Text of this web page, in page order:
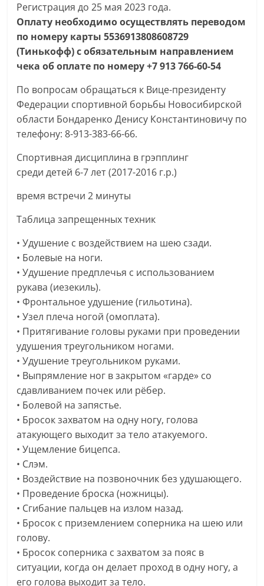
Регистрация до 25 мая 2023 года.
Оплату необходимо осуществлять переводом
по номеру карты 5536913808608729
(Тинькофф) с обязательным направлением
чека об оплате по номеру +7 913 766-60-54
По вопросам обращаться к Вице-президенту
Федерации спортивной борьбы Новосибирской
области Бондаренко Денису Константиновичу по
телефону: 8-913-383-66-66.
Спортивная дисциплина в грэпплинг
среди детей 6-7 лет (2017-2016 г.р.)
время встречи 2 минуты
Таблица запрещенных техник
• Удушение с воздействием на шею сзади.
• Болевые на ноги.
• Удушение предплечья с использованием
рукава (иезекиль).
• Фронтальное удушение (гильотина).
• Узел плеча ногой (омоплата).
• Притягивание головы руками при проведении
удушения треугольником ногами.
• Удушение треугольником руками.
• Выпрямление ног в закрытом «гарде» со
сдавливанием почек или рёбер.
• Болевой на запястье.
• Бросок захватом на одну ногу, голова
атакующего выходит за тело атакуемого.
• Ущемление бицепса.
• Слэм.
• Воздействие на позвоночник без удушающего.
• Проведение броска (ножницы).
• Сгибание пальцев на излом назад.
• Бросок с приземлением соперника на шею или
голову.
• Бросок соперника с захватом за пояс в
ситуации, когда он делает проход в одну ногу, а
его голова выходит за тело.